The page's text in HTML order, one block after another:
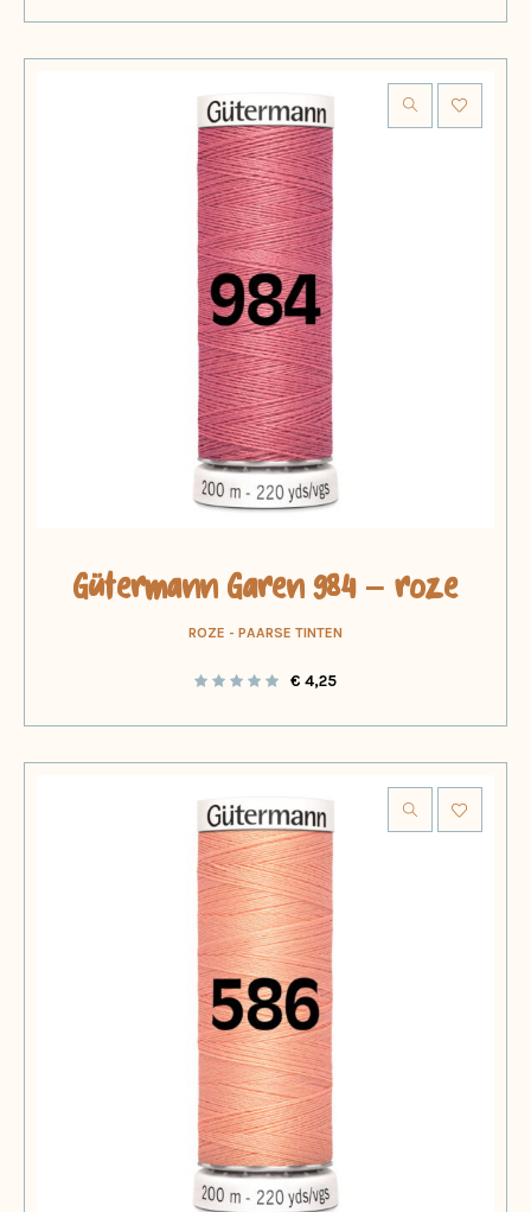
Gütermann Garen 984 – roze
ROZE - PAARSE TINTEN
€ 4,25